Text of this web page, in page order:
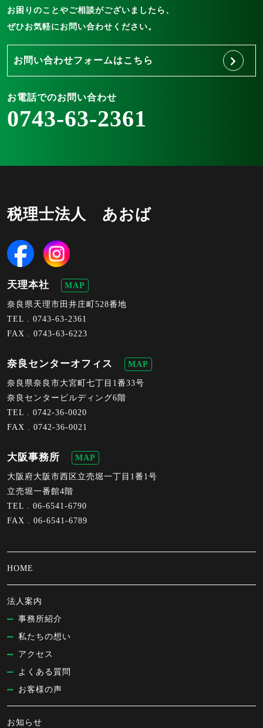
お困りのことやご相談がございましたら、
ぜひお気軽にお問い合わせください。
お問い合わせフォームはこちら
お電話でのお問い合わせ
0743-63-2361
税理士法人 あおば
天理本社 MAP
奈良県天理市田井庄町528番地
TEL . 0743-63-2361
FAX . 0743-63-6223
奈良センターオフィス MAP
奈良県奈良市大宮町七丁目1番33号
奈良センタービルディング6階
TEL . 0742-36-0020
FAX . 0742-36-0021
大阪事務所 MAP
大阪府大阪市西区立売堀一丁目1番1号
立売堀一番館4階
TEL . 06-6541-6790
FAX . 06-6541-6789
HOME
法人案内
事務所紹介
私たちの想い
アクセス
よくある質問
お客様の声
お知らせ